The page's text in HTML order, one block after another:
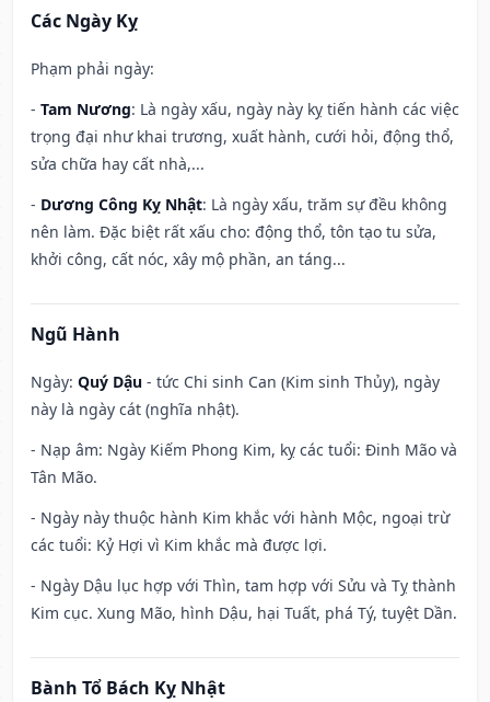
Các Ngày Kỵ
Phạm phải ngày:
- Tam Nương: Là ngày xấu, ngày này kỵ tiến hành các việc
trọng đại như khai trương, xuất hành, cưới hỏi, động thổ,
sửa chữa hay cất nhà,...
- Dương Công Kỵ Nhật: Là ngày xấu, trăm sự đều không
nên làm. Đặc biệt rất xấu cho: động thổ, tôn tạo tu sửa,
khởi công, cất nóc, xây mộ phần, an táng...
Ngũ Hành
Ngày: Quý Dậu - tức Chi sinh Can (Kim sinh Thủy), ngày
này là ngày cát (nghĩa nhật).
- Nạp âm: Ngày Kiếm Phong Kim, kỵ các tuổi: Đinh Mão và
Tân Mão.
- Ngày này thuộc hành Kim khắc với hành Mộc, ngoại trừ
các tuổi: Kỷ Hợi vì Kim khắc mà được lợi.
- Ngày Dậu lục hợp với Thìn, tam hợp với Sửu và Tỵ thành
Kim cục. Xung Mão, hình Dậu, hại Tuất, phá Tý, tuyệt Dần.
Bành Tổ Bách Kỵ Nhật